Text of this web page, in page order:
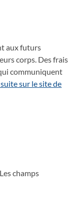
aux futurs
corps. Des frais
communiquent
sur le site de
Les champs